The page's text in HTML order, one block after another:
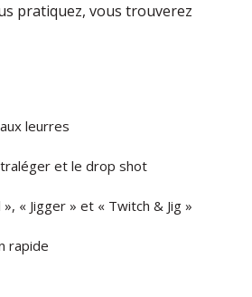
pratiquez, vous trouverez
leurres
et le drop shot
« Jigger » et « Twitch & Jig »
rapide